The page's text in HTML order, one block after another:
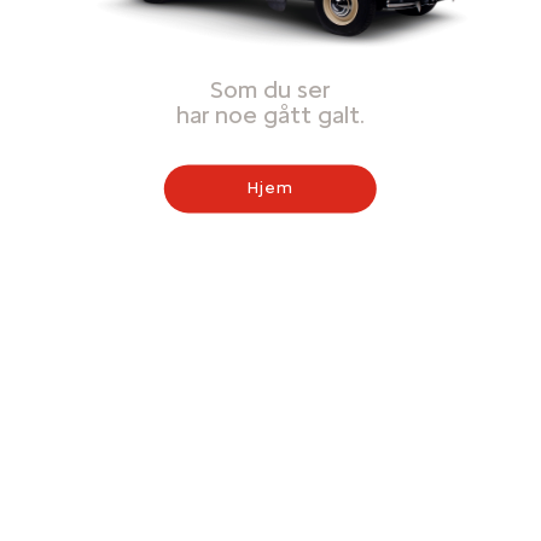
Som du ser
har noe gått galt.
Hjem